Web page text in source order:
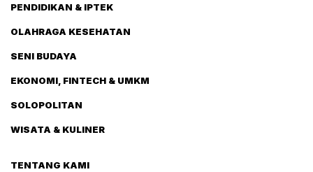
PENDIDIKAN & IPTEK
OLAHRAGA KESEHATAN
SENI BUDAYA
EKONOMI, FINTECH & UMKM
SOLOPOLITAN
WISATA & KULINER
TENTANG KAMI